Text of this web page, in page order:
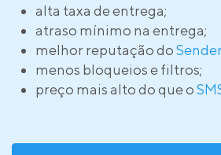
alta taxa de entrega;
atraso mínimo na entrega;
melhor reputação do
menos bloqueios e filtros;
preço mais alto do que o